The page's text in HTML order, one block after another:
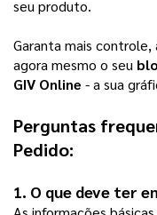
seu produto.
Garanta mais controle,
agora mesmo o seu
GIV Online - a sua
Perguntas
Pedido:
1. O que deve ter